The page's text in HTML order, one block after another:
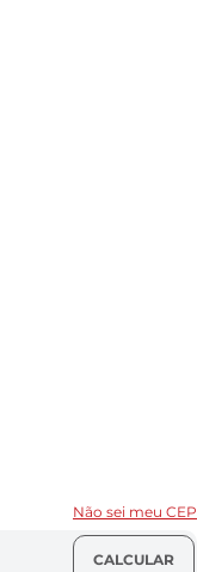
Não sei meu CEP